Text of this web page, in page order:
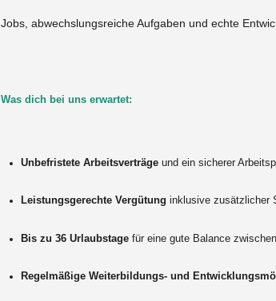
Jobs, abwechslungsreiche Aufgaben und echte
Was dich bei uns erwartet:
Unbefristete Arbeitsverträge und ein sicherer
Leistungsgerechte Vergütung inklusive zusätzlicher
Bis zu 36 Urlaubstage für eine gute Balance
Regelmäßige Weiterbildungs- und